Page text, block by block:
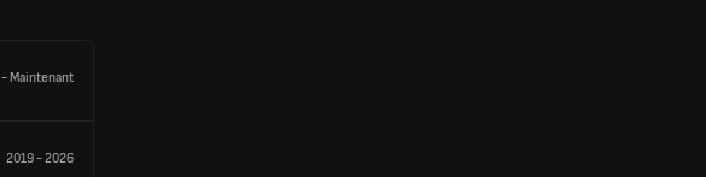
- Maintenant
2019-2026